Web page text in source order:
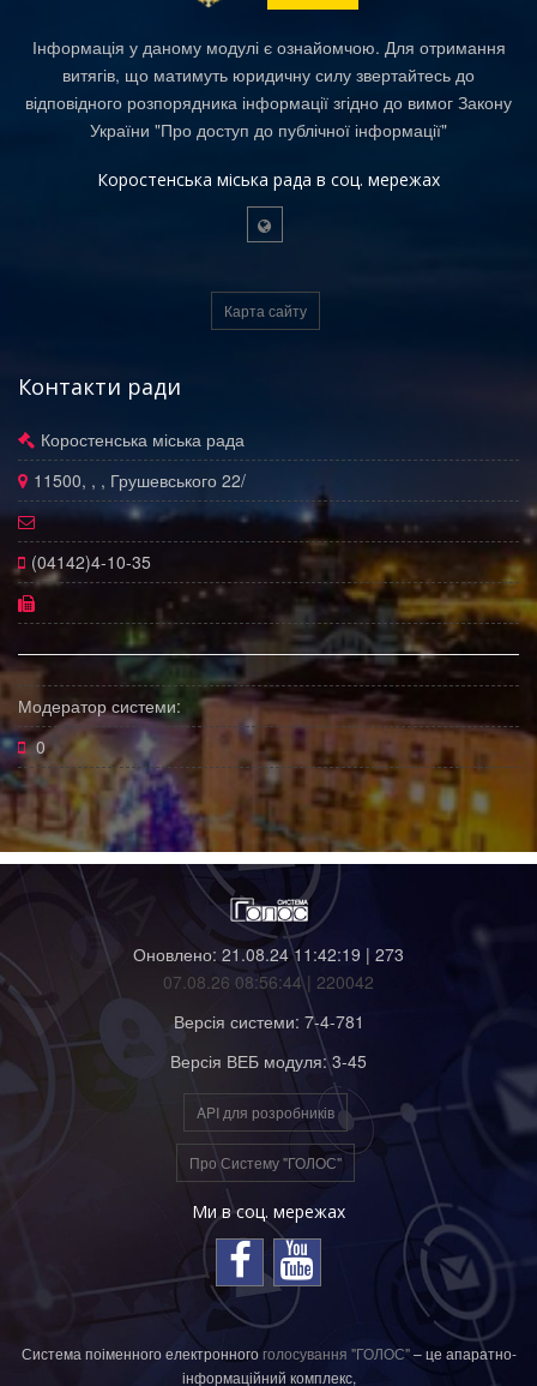
Інформація у даному модулі є ознайомчою. Для отримання
витягів, що матимуть юридичну силу звертайтесь до
відповідного розпорядника інформації згідно до вимог Закону
України "Про доступ до публічної інформації"
Коростенська міська рада в соц. мережах
Карта сайту
Контакти ради
Коростенська міська рада
11500, , , Грушевського 22/
(04142)4-10-35
Модератор системи:
0
Оновлено: 21.08.24 11:42:19 | 273
07.08.26 08:56:44 | 220042
Версія системи: 7-4-781
Версія ВЕБ модуля: 3-45
API для розробників
Про Систему "ГОЛОС"
Ми в соц. мережах
Система поіменного електронногоголосування "ГОЛОС"– це апаратно-
інформаційний комплекс,